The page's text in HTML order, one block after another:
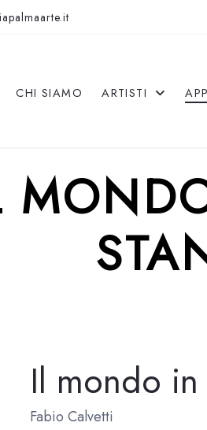
CHI SIAMO ARTISTI
Il mondo in
Fabio Calvetti